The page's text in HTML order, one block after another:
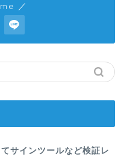
／
サインツールなど検証レ